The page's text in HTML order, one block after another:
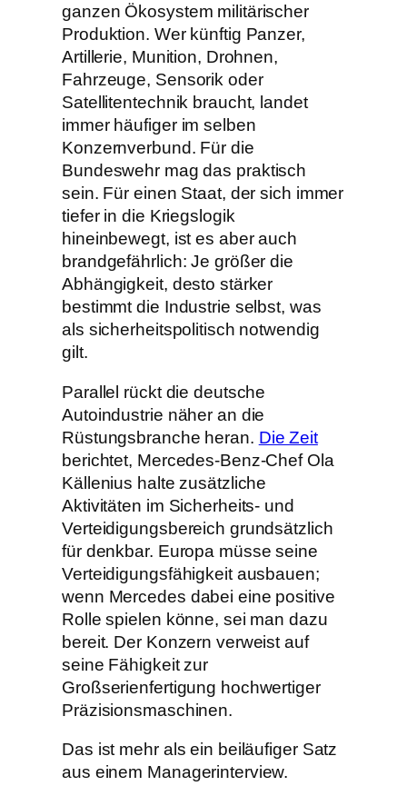
ganzen Ökosystem militärischer
Produktion. Wer künftig Panzer,
Artillerie, Munition, Drohnen,
Fahrzeuge, Sensorik oder
Satellitentechnik braucht, landet
immer häufiger im selben
Konzernverbund. Für die
Bundeswehr mag das praktisch
sein. Für einen Staat, der sich immer
tiefer in die Kriegslogik
hineinbewegt, ist es aber auch
brandgefährlich: Je größer die
Abhängigkeit, desto stärker
bestimmt die Industrie selbst, was
als sicherheitspolitisch notwendig
gilt.
Parallel rückt die deutsche
Autoindustrie näher an die
Rüstungsbranche heran. Die Zeit
berichtet, Mercedes-Benz-Chef Ola
Källenius halte zusätzliche
Aktivitäten im Sicherheits- und
Verteidigungsbereich grundsätzlich
für denkbar. Europa müsse seine
Verteidigungsfähigkeit ausbauen;
wenn Mercedes dabei eine positive
Rolle spielen könne, sei man dazu
bereit. Der Konzern verweist auf
seine Fähigkeit zur
Großserienfertigung hochwertiger
Präzisionsmaschinen.
Das ist mehr als ein beiläufiger Satz
aus einem Managerinterview.